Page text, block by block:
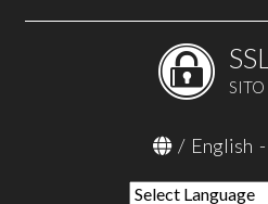
/ English -